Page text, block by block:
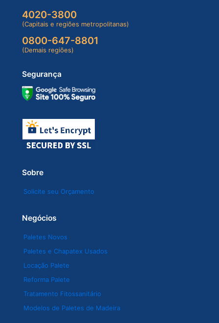
4020-3800
(Capitais e regiões metropolitanas)
0800-647-8801
(Demais regiões)
Segurança
Sobre
Solicite seu Orçamento
Negócios
Paletes Novos
Paletes e Chapatex Usados
Locação Palete
Reforma Palete
Tratamento Fitossanitário
Modelos de Paletes de Madeira